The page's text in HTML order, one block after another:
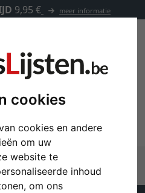
cookies
cookies en andere
om uw
website te
inhoud
om ons
9,95 € meer informatie